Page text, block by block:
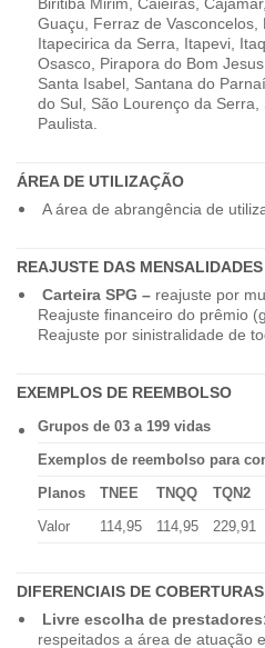
Guaçu, Ferraz de
Itapecirica da Serra, Itapevi,
Osasco, Pirapora do Bom
Santa Isabel, Santana do
do Sul, São Lourenço da
Paulista.
ÁREA DE UTILIZAÇÃO
A área de abrangência de
REAJUSTE DAS MENSALIDADES
Carteira SPG –reajuste por
Reajuste financeiro do prêmio
Reajuste por sinistralidade de
EXEMPLOS DE REEMBOLSO
Grupos de 03 a 199 vidas
Exemplos de reembolso para
Planos
TNEE TNQQ TQN2
Valor
114,95 114,95 229,91
DIFERENCIAIS DE COBERTURAS
Livre escolha de
respeitados a área de atuação